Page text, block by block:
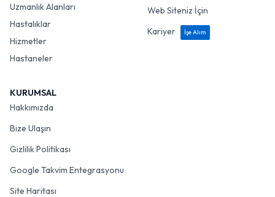
Uzmanlık Alanları
Hastalıklar
Hizmetler
Hastaneler
Web Siteniz İçin
Kariyer
İşe Alım
KURUMSAL
Hakkımızda
Bize Ulaşın
Gizlilik Politikası
Google Takvim Entegrasyonu
Site Haritası